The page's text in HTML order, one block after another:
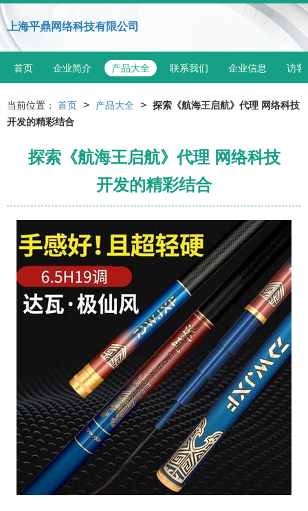
上海平鼎网络科技有限公司
首页 企业简介 产品大全 联系我们 企业信息 访客
当前位置： 首页 > 产品大全 > 探索《航海王启航》代理 网络科技
开发的精彩结合
探索《航海王启航》代理 网络科技
开发的精彩结合